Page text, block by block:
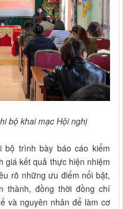
bộ khai mạc Hội nghị
trình bày báo cáo kiểm
giá kết quả thực hiện nhiệm
rõ những ưu điểm nổi bật,
thành, đồng thời đồng chí
và nguyên nhân để làm cơ